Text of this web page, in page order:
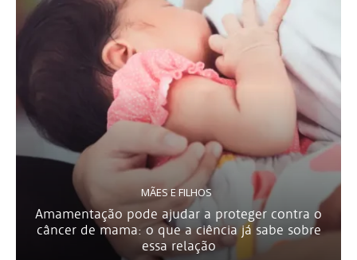
MÃES E FILHOS
Amamentação pode ajudar a proteger contra o
câncer de mama: o que a ciência já sabe sobre
essa relação